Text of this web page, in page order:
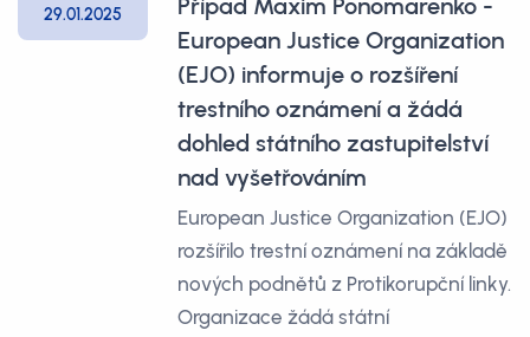
29.01.2025
Případ Maxim Ponomarenko -
European Justice Organization
(EJO) informuje o rozšíření
trestního oznámení a žádá
dohled státního zastupitelství
nad vyšetřováním
European Justice Organization (EJO)
rozšířilo trestní oznámení na základě
nových podnětů z Protikorupční linky.
Organizace žádá státní